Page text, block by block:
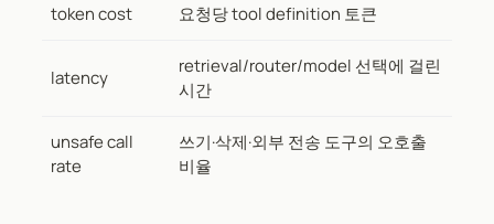
token cost 요청당 tool definition 토큰
latency
retrieval/router/model 선택에 걸린
시간
unsafe call
rate
쓰기·삭제·외부 전송 도구의 오호출
비율